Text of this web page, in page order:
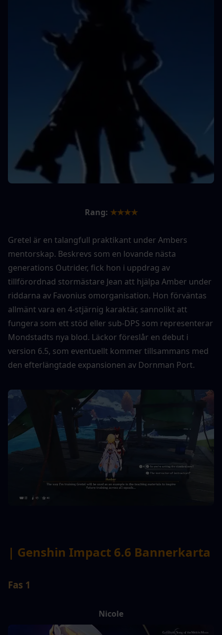
Rang: ★★★★
Gretel är en talangfull praktikant under Ambers
mentorskap. Beskrevs som en lovande nästa
generations Outrider, fick hon i uppdrag av
tillförordnad stormästare Jean att hjälpa Amber under
riddarna av Favonius omorganisation. Hon förväntas
allmänt vara en 4-stjärnig karaktär, sannolikt att
fungera som ett stöd eller sub-DPS som representerar
Mondstadts nya blod. Läckor föreslår en debut i
version 6.5, som eventuellt kommer tillsammans med
den efterlängtade expansionen av Dornman Port.
| Genshin Impact 6.6 Bannerkarta
Fas 1
Nicole